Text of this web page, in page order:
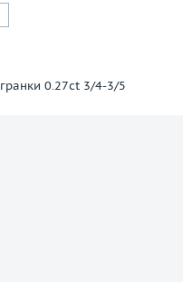
0.27ct 3/4-3/5